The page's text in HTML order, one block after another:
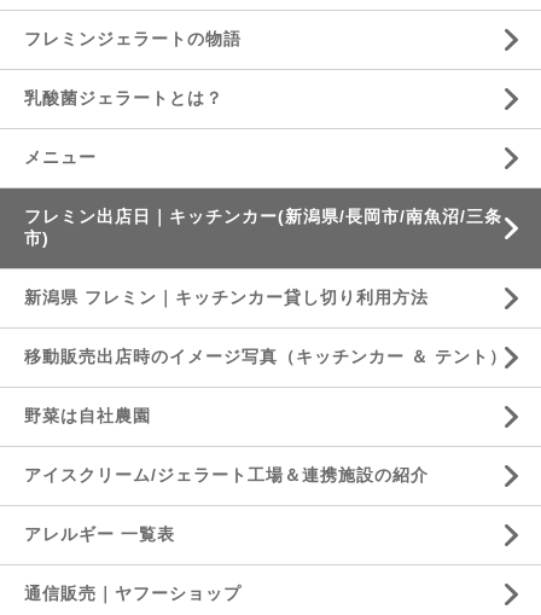
フレミンジェラートの物語
乳酸菌ジェラートとは？
メニュー
フレミン出店日｜キッチンカー(新潟県/長岡市/南魚沼/三条
市)
新潟県 フレミン｜キッチンカー貸し切り利用方法
移動販売出店時のイメージ写真（キッチンカー ＆ テント）
野菜は自社農園
アイスクリーム/ジェラート工場＆連携施設の紹介
アレルギー 一覧表
通信販売｜ヤフーショップ